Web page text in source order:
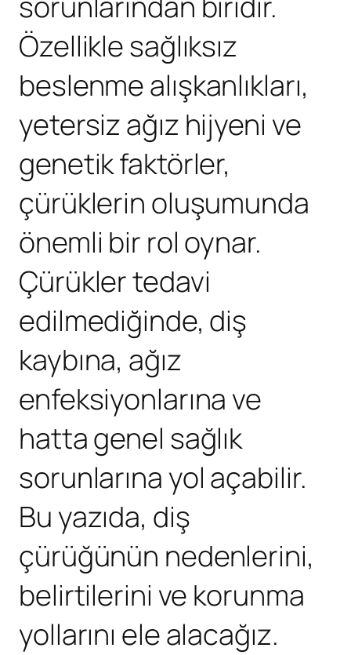
Özellikle sağlıksız
beslenme alışkanlıkları,
yetersiz ağız hijyeni ve
genetik faktörler,
çürüklerin oluşumunda
önemli bir rol oynar.
Çürükler tedavi
edilmediğinde, diş
kaybına, ağız
enfeksiyonlarına ve
hatta genel sağlık
sorunlarına yol açabilir.
Bu yazıda, diş
çürüğünün nedenlerini,
belirtilerini ve korunma
yollarını ele alacağız.